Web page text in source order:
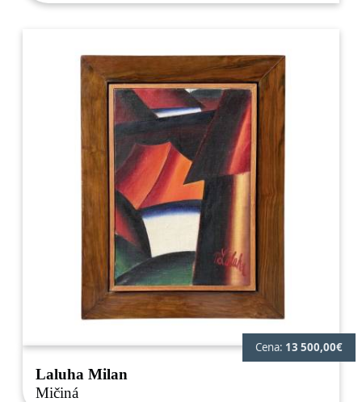
Cena: 13 500,00€
Laluha Milan
Mičiná